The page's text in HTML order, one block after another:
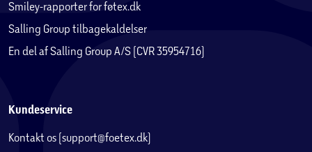
mere. Konfigurér alt nemt via din mobil eller PC.
Smiley-rapporter for føtex.dk
Salling Group tilbagekaldelser
En del af Salling Group A/S (CVR 35954716)
Kundeservice
Kontakt os (support@foetex.dk)